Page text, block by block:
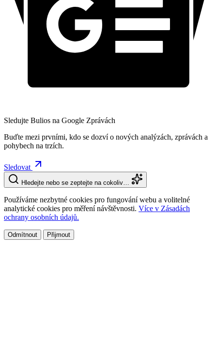
Sledujte Bulios na Google Zprávách
Buďte mezi prvními, kdo se dozví o nových analýzách, zprávách a
pohybech na trzích.
Sledovat
Hledejte nebo se zeptejte na cokoliv…
Používáme nezbytné cookies pro fungování webu a volitelné
analytické cookies pro měření návštěvnosti. Více v Zásadách
ochrany osobních údajů.
Odmítnout Přijmout